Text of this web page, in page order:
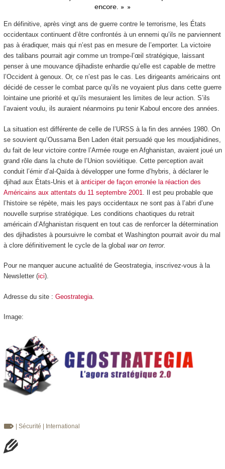
encore. »
En définitive, après vingt ans de guerre contre le terrorisme, les États
occidentaux continuent d’être confrontés à un ennemi qu’ils ne parviennent
pas à éradiquer, mais qui n’est pas en mesure de l’emporter. La victoire
des talibans pourrait agir comme un trompe-l’œil stratégique, laissant
penser à une mouvance djihadiste enhardie qu’elle est capable de mettre
l’Occident à genoux. Or, ce n’est pas le cas. Les dirigeants américains ont
décidé de cesser le combat parce qu’ils ne voyaient plus dans cette guerre
lointaine une priorité et qu’ils mesuraient les limites de leur action. S’ils
l’avaient voulu, ils auraient néanmoins pu tenir Kaboul encore des années.
La situation est différente de celle de l’URSS à la fin des années 1980. On
se souvient qu’Oussama Ben Laden était persuadé que les moudjahidines,
du fait de leur victoire contre l’Armée rouge en Afghanistan, avaient joué un
grand rôle dans la chute de l’Union soviétique. Cette perception avait
conduit l’émir d’al-Qaïda à développer une forme d’hybris, à déclarer le
djihad aux États-Unis et à anticiper de façon erronée la réaction des
Américains aux attentats du 11 septembre 2001 . Il est peu probable que
l’histoire se répète, mais les pays occidentaux ne sont pas à l’abri d’une
nouvelle surprise stratégique. Les conditions chaotiques du retrait
américain d’Afghanistan risquent en tout cas de renforcer la détermination
des djihadistes à poursuivre le combat et Washington pourrait avoir du mal
à clore définitivement le cycle de la global war on terror.
Pour ne manquer aucune actualité de Geostrategia, inscrivez-vous à la
Newsletter (ici).
Adresse du site : Geostrategia.
Image:
| Sécurité | International